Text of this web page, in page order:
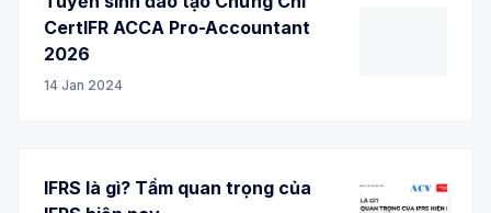
CertIFR ACCA Pro-Accountant
2026
14 Jan 2024
IFRS là gì? Tầm quan trọng của